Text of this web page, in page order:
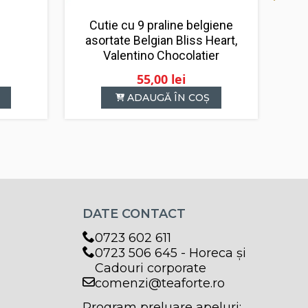
Cutie cu 9 praline belgiene
asortate Belgian Bliss Heart,
Valentino Chocolatier
55,00 lei
ADAUGĂ ÎN COȘ
DATE CONTACT
0723 602 611
0723 506 645 - Horeca și
Cadouri corporate
comenzi@teaforte.ro